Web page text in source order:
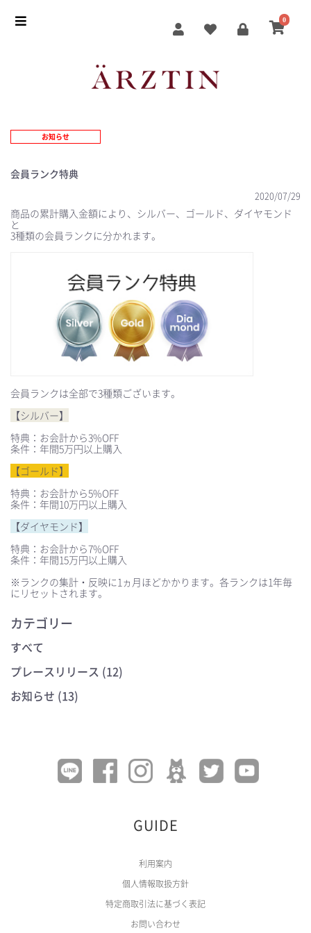
0
お知らせ
会員ランク特典
2020/07/29
商品の累計購入金額により、シルバー、ゴールド、ダイヤモンド
と
3種類の会員ランクに分かれます。
会員ランクは全部で3種類ございます。
【シルバー】
特典：お会計から3%OFF
条件：年間5万円以上購入
【ゴールド】
特典：お会計から5%OFF
条件：年間10万円以上購入
【ダイヤモンド】
特典：お会計から7%OFF
条件：年間15万円以上購入
※ランクの集計・反映に1ヵ月ほどかかります。各ランクは1年毎
にリセットされます。
カテゴリー
すべて
プレースリリース (12)
お知らせ (13)
GUIDE
利用案内
個人情報取扱方針
特定商取引法に基づく表記
お問い合わせ